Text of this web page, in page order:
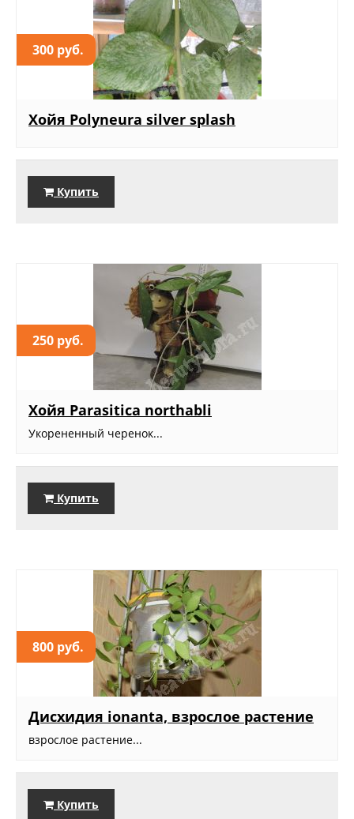
300 руб.
Хойя Polyneura silver splash
Купить
250 руб.
Хойя Parasitica northabli
Укорененный черенок...
Купить
800 руб.
Дисхидия ionanta, взрослое растение
взрослое растение...
Купить